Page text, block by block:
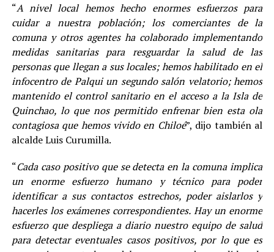
“A nivel local hemos hecho enormes esfuerzos para
cuidar a nuestra población; los comerciantes de la
comuna y otros agentes ha colaborado implementando
medidas sanitarias para resguardar la salud de las
personas que llegan a sus locales; hemos habilitado en el
infocentro de Palqui un segundo salón velatorio; hemos
mantenido el control sanitario en el acceso a la Isla de
Quinchao, lo que nos permitido enfrenar bien esta ola
contagiosa que hemos vivido en Chiloé”, dijo también al
alcalde Luis Curumilla.
“Cada caso positivo que se detecta en la comuna implica
un enorme esfuerzo humano y técnico para poder
identificar a sus contactos estrechos, poder aislarlos y
hacerles los exámenes correspondientes. Hay un enorme
esfuerzo que despliega a diario nuestro equipo de salud
para detectar eventuales casos positivos, por lo que es